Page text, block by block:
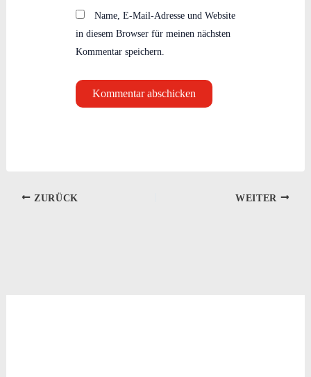
Name, E-Mail-Adresse und Website
in diesem Browser für meinen nächsten
Kommentar speichern.
ZURÜCK WEITER